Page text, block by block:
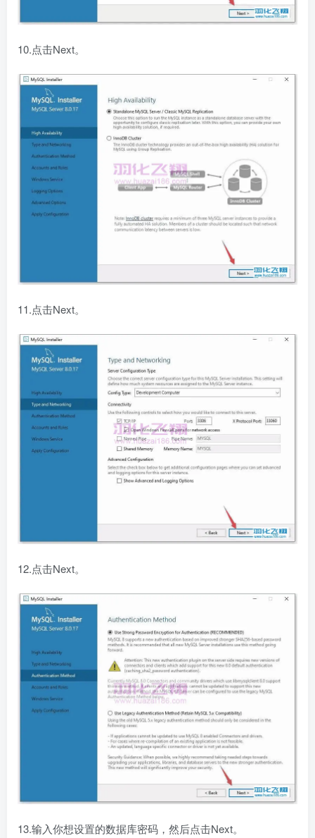
10.点击Next。
11.点击Next。
12.点击Next。
13.输入你想设置的数据库密码，然后点击Next。